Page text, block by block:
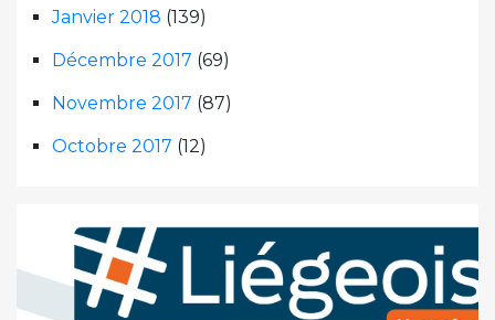
Janvier 2018 (139)
Décembre 2017 (69)
Novembre 2017 (87)
Octobre 2017 (12)